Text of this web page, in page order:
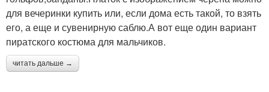
для вечеринки купить или, если дома есть такой, то взять
его, а еще и сувенирную саблю.А вот еще один вариант
пиратского костюма для мальчиков.
читать дальше →